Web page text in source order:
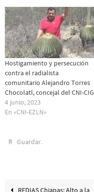
Hostigamiento y persecución
contra el radialista
comunitario Alejandro Torres
Chocolatl, concejal del CNI-CIG
4 junio, 2023
En «CNI-EZLN»
Guardar.
REDIAS Chiapas: Alto a la